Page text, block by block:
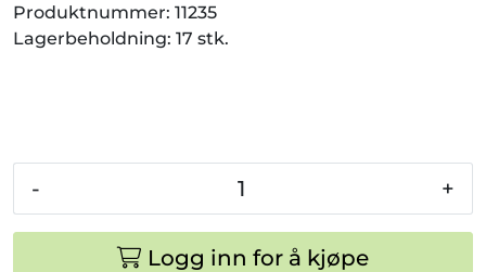
Produktnummer: 11235
Lagerbeholdning: 17 stk.
- +
Logg inn for å kjøpe
Vetnordic